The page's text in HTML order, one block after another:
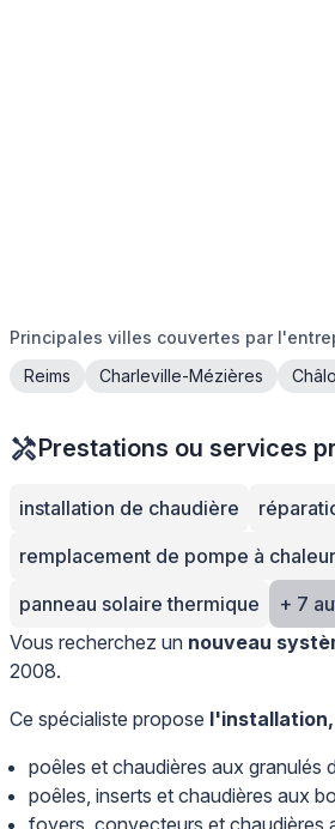
Principales villes couvertes par
Reims
Charleville-Mézières
Prestations ou services
installation de chaudière
remplacement de pompe à chaleur
panneau solaire thermique
Vous recherchez un nouveau
2008.
Ce spécialiste propose
poêles et chaudières aux granulés
poêles, inserts et chaudières aux
foyers, convecteurs et chaudières